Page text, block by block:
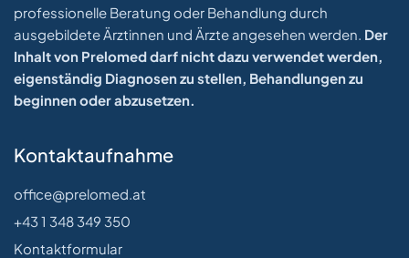
professionelle Beratung oder Behandlung durch
ausgebildete Ärztinnen und Ärzte angesehen werden. Der
Inhalt von Prelomed darf nicht dazu verwendet werden,
eigenständig Diagnosen zu stellen, Behandlungen zu
beginnen oder abzusetzen.
Kontaktaufnahme
office@prelomed.at
+43 1 348 349 350
Kontaktformular